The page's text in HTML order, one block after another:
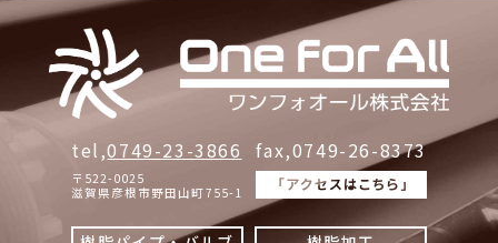
tel,0749-23-3866 fax,0749-26-8373
〒522-0025
滋賀県彦根市野田山町755-1